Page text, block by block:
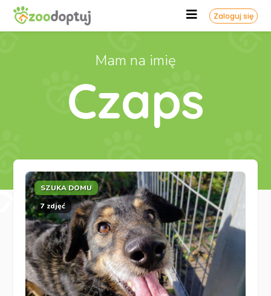
Zaloguj się
Mam na imię
Czaps
SZUKA DOMU
7 zdjęć